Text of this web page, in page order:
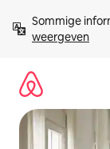
direct
naar
Sommige
weergeven